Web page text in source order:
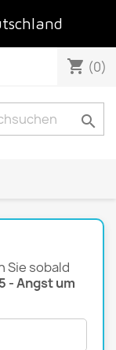
shopping_cart (0)

Sie sobald
- Angst um